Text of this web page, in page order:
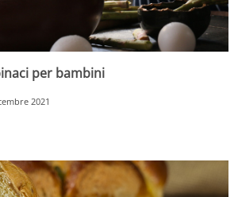
per bambini
2021